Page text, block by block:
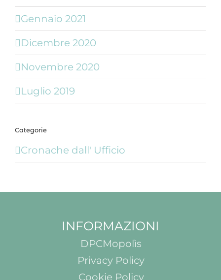
Gennaio 2021
Dicembre 2020
Novembre 2020
Luglio 2019
Categorie
Cronache dall' Ufficio
INFORMAZIONI
DPCMopolìs
Privacy Policy
Cookie Policy